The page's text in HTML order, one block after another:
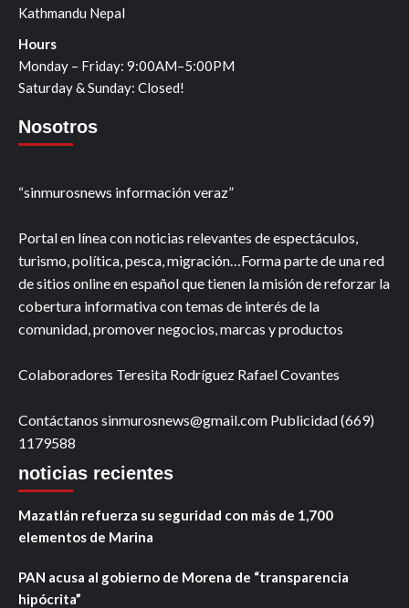
Kathmandu Nepal
Hours
Monday – Friday: 9:00AM–5:00PM
Saturday & Sunday: Closed!
Nosotros
“sinmurosnews información veraz”
Portal en línea con noticias relevantes de espectáculos,
turismo, política, pesca, migración…Forma parte de una red
de sitios online en español que tienen la misión de reforzar la
cobertura informativa con temas de interés de la
comunidad, promover negocios, marcas y productos
Colaboradores Teresita Rodríguez Rafael Covantes
Contáctanos sinmurosnews@gmail.com Publicidad (669)
1179588
noticias recientes
Mazatlán refuerza su seguridad con más de 1,700
elementos de Marina
PAN acusa al gobierno de Morena de “transparencia
hipócrita”